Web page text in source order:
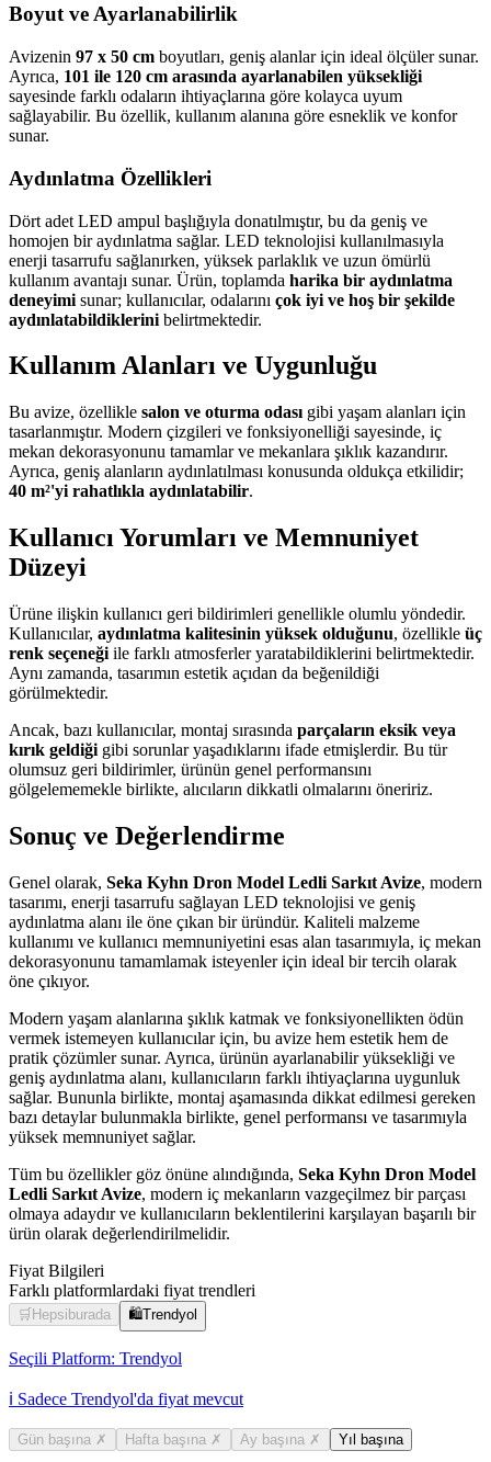
Boyut ve Ayarlanabilirlik
Avizenin 97 x 50 cm boyutları, geniş alanlar için ideal ölçüler sunar.
Ayrıca, 101 ile 120 cm arasında ayarlanabilen yüksekliği
sayesinde farklı odaların ihtiyaçlarına göre kolayca uyum
sağlayabilir. Bu özellik, kullanım alanına göre esneklik ve konfor
sunar.
Aydınlatma Özellikleri
Dört adet LED ampul başlığıyla donatılmıştır, bu da geniş ve
homojen bir aydınlatma sağlar. LED teknolojisi kullanılmasıyla
enerji tasarrufu sağlanırken, yüksek parlaklık ve uzun ömürlü
kullanım avantajı sunar. Ürün, toplamda harika bir aydınlatma
deneyimi sunar; kullanıcılar, odalarını çok iyi ve hoş bir şekilde
aydınlatabildiklerini belirtmektedir.
Kullanım Alanları ve Uygunluğu
Bu avize, özellikle salon ve oturma odası gibi yaşam alanları için
tasarlanmıştır. Modern çizgileri ve fonksiyonelliği sayesinde, iç
mekan dekorasyonunu tamamlar ve mekanlara şıklık kazandırır.
Ayrıca, geniş alanların aydınlatılması konusunda oldukça etkilidir;
40 m²'yi rahatlıkla aydınlatabilir.
Kullanıcı Yorumları ve Memnuniyet
Düzeyi
Ürüne ilişkin kullanıcı geri bildirimleri genellikle olumlu yöndedir.
Kullanıcılar, aydınlatma kalitesinin yüksek olduğunu, özellikle üç
renk seçeneği ile farklı atmosferler yaratabildiklerini belirtmektedir.
Aynı zamanda, tasarımın estetik açıdan da beğenildiği
görülmektedir.
Ancak, bazı kullanıcılar, montaj sırasında parçaların eksik veya
kırık geldiği gibi sorunlar yaşadıklarını ifade etmişlerdir. Bu tür
olumsuz geri bildirimler, ürünün genel performansını
gölgelememekle birlikte, alıcıların dikkatli olmalarını öneririz.
Sonuç ve Değerlendirme
Genel olarak, Seka Kyhn Dron Model Ledli Sarkıt Avize, modern
tasarımı, enerji tasarrufu sağlayan LED teknolojisi ve geniş
aydınlatma alanı ile öne çıkan bir üründür. Kaliteli malzeme
kullanımı ve kullanıcı memnuniyetini esas alan tasarımıyla, iç mekan
dekorasyonunu tamamlamak isteyenler için ideal bir tercih olarak
öne çıkıyor.
Modern yaşam alanlarına şıklık katmak ve fonksiyonellikten ödün
vermek istemeyen kullanıcılar için, bu avize hem estetik hem de
pratik çözümler sunar. Ayrıca, ürünün ayarlanabilir yüksekliği ve
geniş aydınlatma alanı, kullanıcıların farklı ihtiyaçlarına uygunluk
sağlar. Bununla birlikte, montaj aşamasında dikkat edilmesi gereken
bazı detaylar bulunmakla birlikte, genel performansı ve tasarımıyla
yüksek memnuniyet sağlar.
Tüm bu özellikler göz önüne alındığında, Seka Kyhn Dron Model
Ledli Sarkıt Avize, modern iç mekanların vazgeçilmez bir parçası
olmaya adaydır ve kullanıcıların beklentilerini karşılayan başarılı bir
ürün olarak değerlendirilmelidir.
Fiyat Bilgileri
Farklı platformlardaki fiyat trendleri
🛒 Hepsiburada 🛍️Trendyol
Seçili Platform: Trendyol
ℹ️ Sadece Trendyol'da fiyat mevcut
Gün başına ✗ Hafta başına ✗ Ay başına ✗ Yıl başına